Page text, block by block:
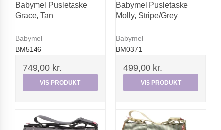
Babymel Pusletaske
Grace, Tan
Babymel
BM5146
749,00 kr.
VIS PRODUKT
Babymel Pusletaske
Molly, Stripe/Grey
Babymel
BM0371
499,00 kr.
VIS PRODUKT